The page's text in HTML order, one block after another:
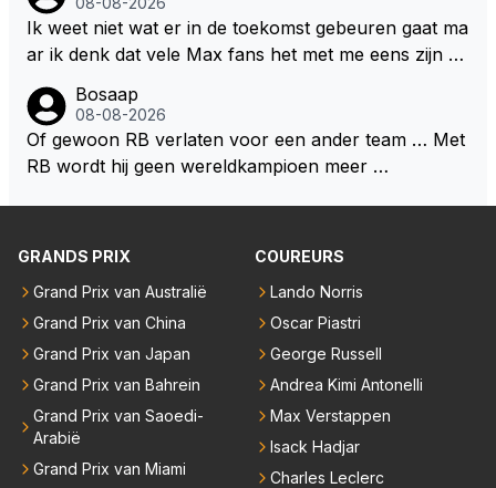
rijden de teams met tot op de liter afgemeten peut...
Ik weet niet wat er in de toekomst gebeuren gaat ma
ar ik denk dat vele Max fans het met me eens zijn da
zijn als Alonso samen met Max ergens in een vieren
twings uur race samen in een team zouden zitten. D
eze 2 coureurs zouden een fantastisch affiche zijn v
Bosaap
08-08-2026
Of gewoon RB verlaten voor een ander team … Met
RB wordt hij geen wereldkampioen meer …
GRANDS PRIX
Grand Prix van Australië
Grand Prix van China
Grand Prix van Japan
Grand Prix van Bahrein
Grand Prix van Saoedi-
Arabië
Grand Prix van Miami
COUREURS
Lando Norris
Oscar Piastri
George Russell
Andrea Kimi Antonelli
Max Verstappen
Isack Hadjar
Charles Leclerc